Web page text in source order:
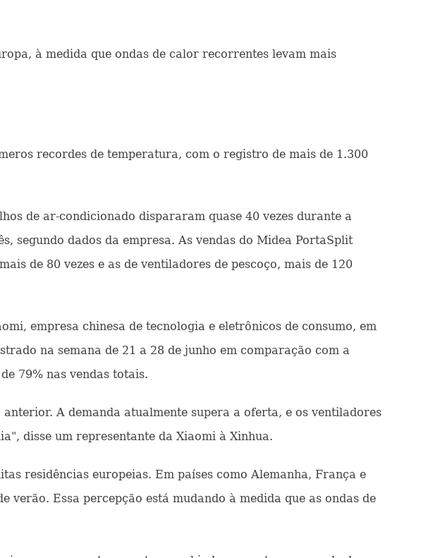
à medida que ondas de calor recorrentes levam mais
recordes de temperatura, com o registro de mais de 1.300
de ar-condicionado dispararam quase 40 vezes durante a
segundo dados da empresa. As vendas do Midea PortaSplit
de 80 vezes e as de ventiladores de pescoço, mais de 120
empresa chinesa de tecnologia e eletrônicos de consumo, em
na semana de 21 a 28 de junho em comparação com a
79% nas vendas totais.
A demanda atualmente supera a oferta, e os ventiladores
disse um representante da Xiaomi à Xinhua.
residências europeias. Em países como Alemanha, França e
Essa percepção está mudando à medida que as ondas de